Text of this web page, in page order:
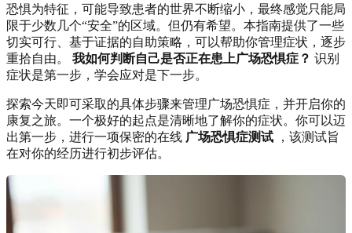
恐惧为特征，可能导致患者的世界不断缩小，最终感觉只能局
限于少数几个“安全”的区域。但仍有希望。本指南提供了一些
切实可行、基于证据的自助策略，可以帮助你管理症状，逐步
重拾自由。 我如何判断自己是否正在患上广场恐惧症？ 识别
症状是第一步，学会应对是下一步。
探索今天即可采取的具体步骤来管理广场恐惧症，并开启你的
康复之旅。一个极好的起点是清晰地了解你的症状。你可以迈
出第一步，进行一项保密的在线 广场恐惧症测试 ，该测试旨
在对你的经历进行初步评估。